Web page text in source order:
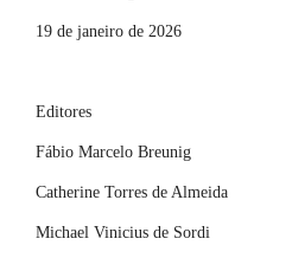
19 de janeiro de 2026
Editores
Fábio Marcelo Breunig
Catherine Torres de Almeida
Michael Vinicius de Sordi